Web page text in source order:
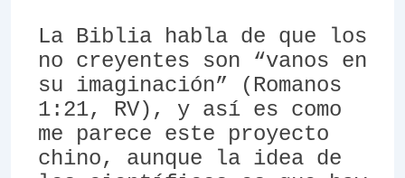
La Biblia habla de que los
no creyentes son “vanos en
su imaginación” (Romanos
1:21, RV), y así es como
me parece este proyecto
chino, aunque la idea de